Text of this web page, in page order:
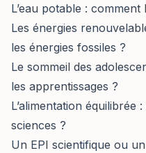
L’eau potable :
Les énergies
les énergies fossiles ?
Le sommeil des
les apprentissages ?
L’alimentation équilibrée
sciences ?
Un EPI scientifique ou